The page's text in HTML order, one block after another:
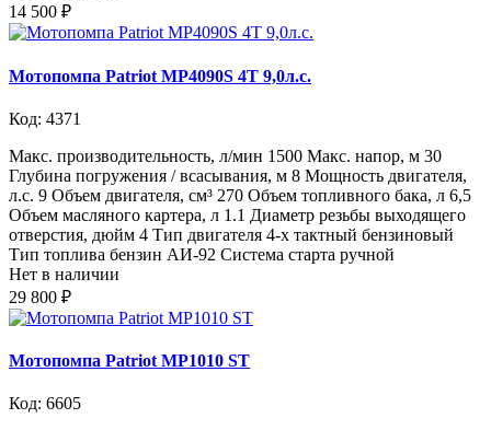
14 500 ₽
Мотопомпа Patriot MP4090S 4Т 9,0л.с.
Код: 4371
Макс. производительность, л/мин 1500 Макс. напор, м 30
Глубина погружения / всасывания, м 8 Мощность двигателя,
л.с. 9 Объем двигателя, см³ 270 Объем топливного бака, л 6,5
Объем масляного картера, л 1.1 Диаметр резьбы выходящего
отверстия, дюйм 4 Тип двигателя 4-х тактный бензиновый
Тип топлива бензин АИ-92 Система старта ручной
Нет в наличии
29 800 ₽
Мотопомпа Patriot МР1010 ST
Код: 6605